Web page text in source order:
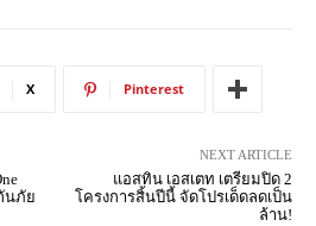
X Pinterest
นภัย
NEXT ARTICLE
แอสทิน เอสเตท เตรียมปิด 2
โครงการสิ้นปีนี้ จัดโปรเด็ดลดเป็น
ล้าน!